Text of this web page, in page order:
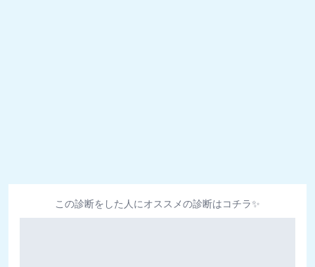
この診断をした人にオススメの診断はコチラ✨